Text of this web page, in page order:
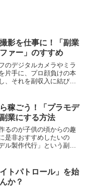
影を仕事に！「副業
ァー」のすすめ
のデジタルカメラやミラ
片手に、プロ顔負けの本
、それを副収入に結び付
や家族写真、お子様の七
の撮影、スタ...
稼ごう！「プラモデ
業にする方法
るのが子供の頃からの趣
是非おすすめしたいの
ル製作代行」という副業
ー系、はたまた日本の名
様々なプラモ...
トパトロール」を始
か？